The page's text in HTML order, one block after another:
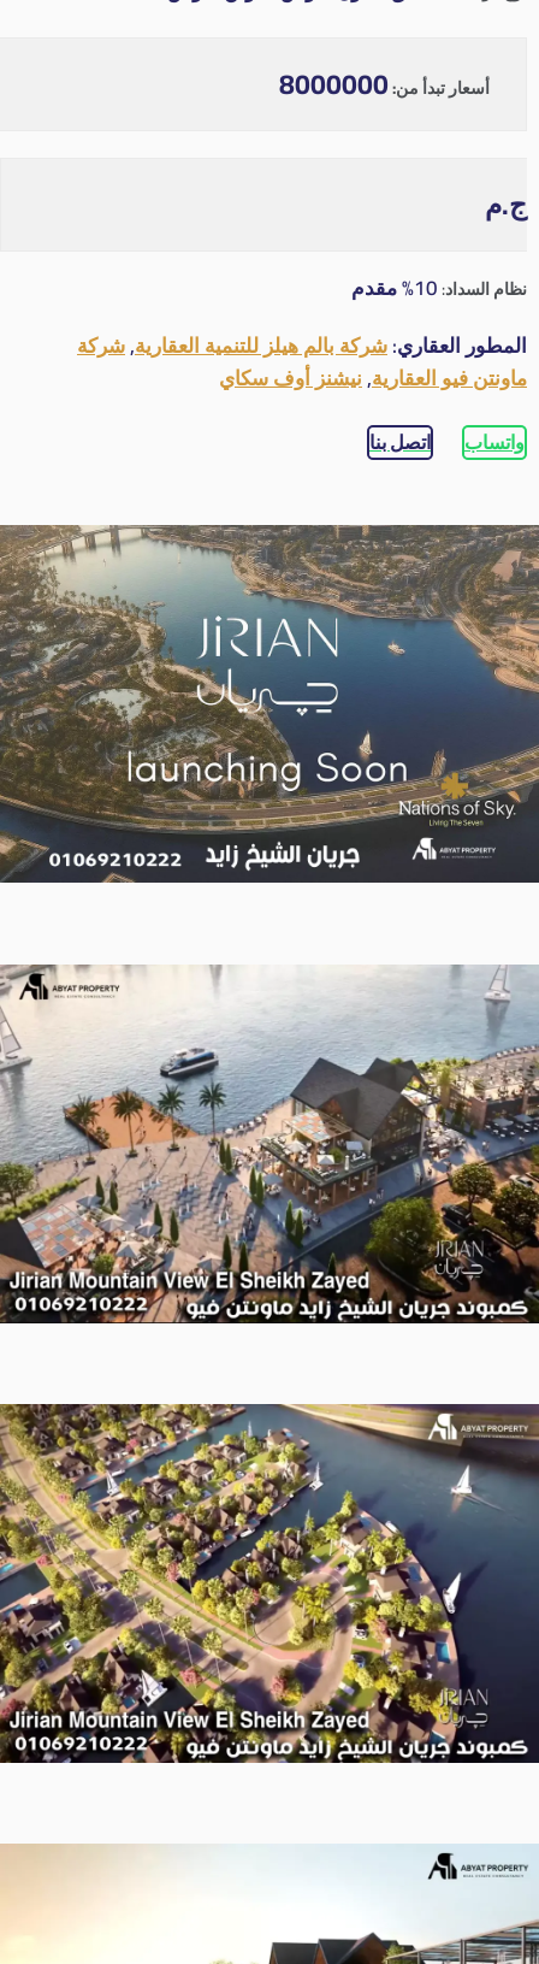
أسعار تبدأ من:8000000
ج.م
نظام السداد:10% مقدم
المطور العقاري:شركة بالم هيلز للتنمية العقارية,شركة
ماونتن فيو العقارية,نيشنز أوف سكاي
واتساب اتصل بنا